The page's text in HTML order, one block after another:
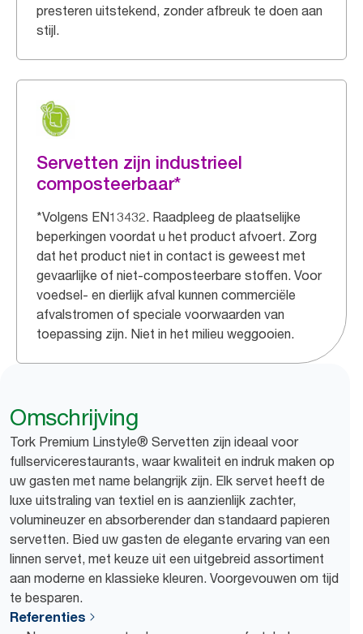
presteren uitstekend, zonder afbreuk te doen aan
stijl.
Servetten zijn industrieel
composteerbaar*
*Volgens EN13432. Raadpleeg de plaatselijke
beperkingen voordat u het product afvoert. Zorg
dat het product niet in contact is geweest met
gevaarlijke of niet-composteerbare stoffen. Voor
voedsel- en dierlijk afval kunnen commerciële
afvalstromen of speciale voorwaarden van
toepassing zijn. Niet in het milieu weggooien.
Omschrijving
Tork Premium Linstyle® Servetten zijn ideaal voor
fullservicerestaurants, waar kwaliteit en indruk maken op
uw gasten met name belangrijk zijn. Elk servet heeft de
luxe uitstraling van textiel en is aanzienlijk zachter,
volumineuzer en absorberender dan standaard papieren
servetten. Bied uw gasten de elegante ervaring van een
linnen servet, met keuze uit een uitgebreid assortiment
aan moderne en klassieke kleuren. Voorgevouwen om tijd
te besparen.
Referenties